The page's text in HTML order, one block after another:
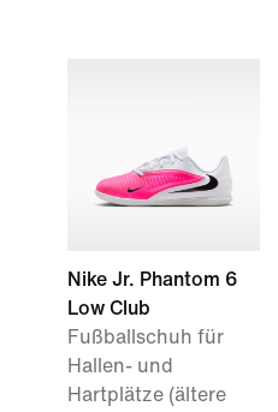
Nike Jr. Phantom 6
Low Club
Fußballschuh für
Hallen- und
Hartplätze (ältere